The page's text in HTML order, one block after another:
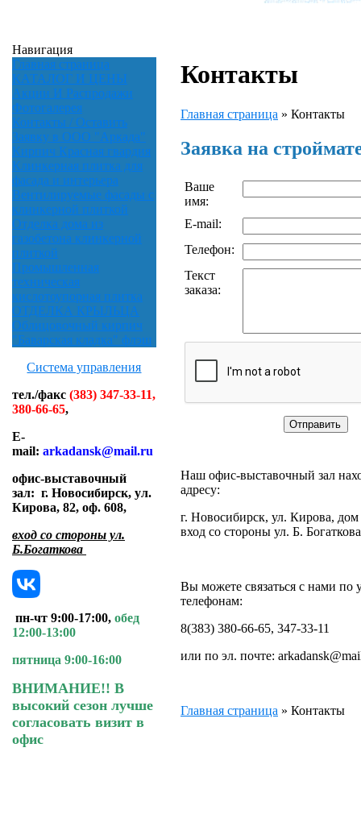
Навигация
Главная страница
КАТАЛОГ И ЦЕНЫ
Акции И Распродажи
Фотогалерея
Контакты / Оставить
Заявку в ООО "Аркада"
Кирпич Красная гвардия
Клинкерная плитка для
фасада и интерьера
Вентилируемые фасады с
клинкерной плиткой
Отделка дома из
газобетона клинкерной
плиткой
Промышленная
техническая
кислотоупорная плитка
ОТДЕЛКА КРЫЛЬЦА
Облицовочный кирпич
"Баварская кладка" флэш
Система управления
тел./факс (383) 347-33-11,
380-66-65,
E-
mail: arkadansk@mail.ru
офис-выставочный
зал: г. Новосибирск, ул.
Кирова, 82, оф. 608,
вход со стороны ул.
Б.Богаткова
пн-чт 9:00-17:00, обед
12:00-13:00
пятница 9:00-16:00
ВНИМАНИЕ!! В
высокий сезон лучше
согласовать визит в
офис
Контакты
Главная страница » Контакты
Заявка на
Ваше
имя:
E-mail:
Телефон:
Текст
заказа:
Наш офис-выставочный зал
адресу:
г. Новосибирск, ул. Кирова,
вход со стороны ул. Б.
Вы можете связаться с нами по
телефонам:
8(383) 380-66-65, 347-33-11
или по эл. почте:
Главная страница » Контакты